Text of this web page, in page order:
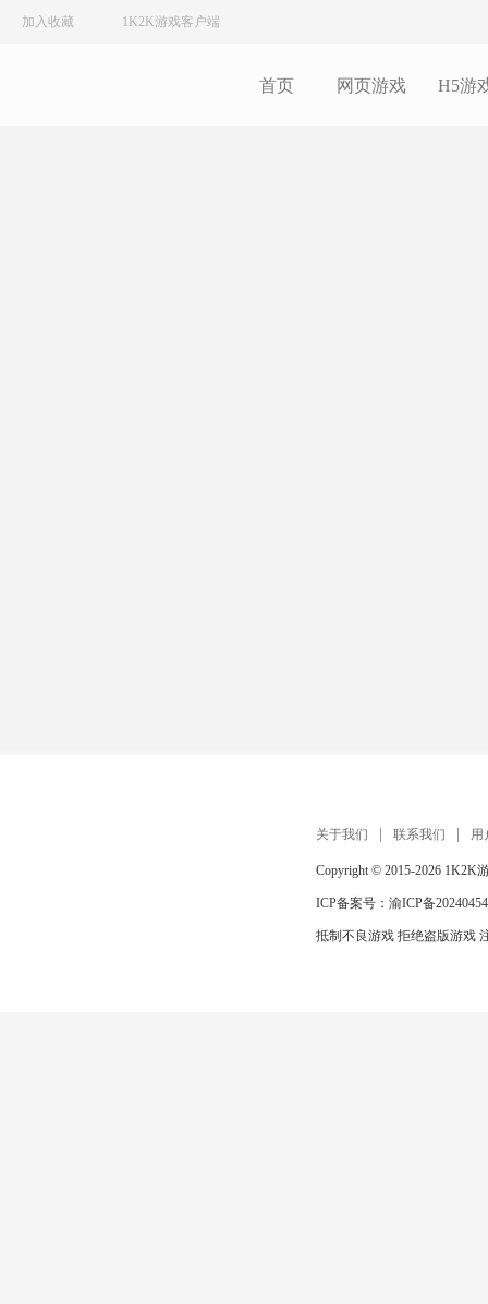
加入收藏 1K2K游戏客户端
首页 网页游戏 H5游
关于我们 联系我们 用
Copyright © 2015-2026 1K2K
ICP备案号： 渝ICP备
抵制不良游戏 拒绝盗版游戏